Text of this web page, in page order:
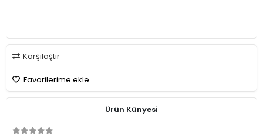
Karşılaştır
Favorilerime ekle
Ürün Künyesi